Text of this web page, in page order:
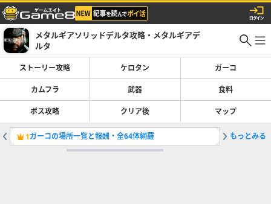
メタルギアソリッドデルタ攻略・メタルギアデ
ルタ
ストーリー攻略 ケロタン ガーコ
カムフラ 武器 食料
ボス攻略 クリア後 マップ
1ガーコの場所一覧と報酬・全64体網羅 2ステル
もっとみる